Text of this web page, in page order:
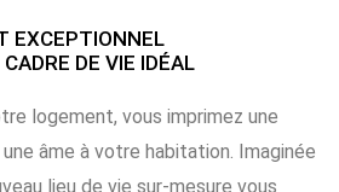
EXCEPTIONNEL
DE VIE IDÉAL
logement, vous imprimez une
âme à votre habitation. Imaginée
lieu de vie sur-mesure vous